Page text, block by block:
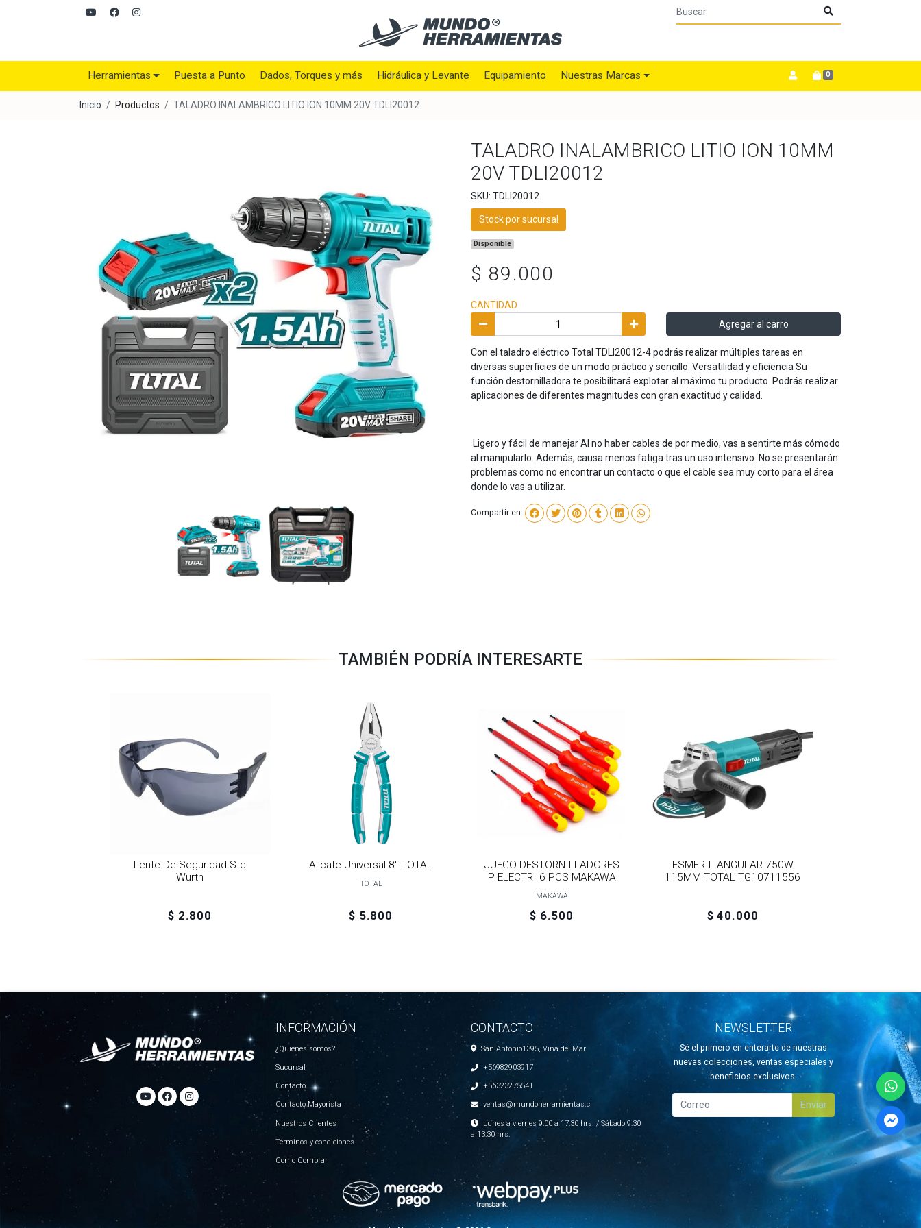
Herramientas Puesta a Punto Dados, Torques y más Hidráulica y Levante Equipamiento Nuestras Marcas 0
Inicio Productos TALADRO INALAMBRICO LITIO ION 10MM 20V TDLI20012
TALADRO INALAMBRICO LITIO ION 10MM
20V TDLI20012
SKU: TDLI20012
Stock por sucursal
Disponible
$ 89.000
CANTIDAD
Agregar al carro
Con el taladro eléctrico Total TDLI20012-4 podrás realizar múltiples tareas en
diversas superficies de un modo práctico y sencillo. Versatilidad y eficiencia Su
función destornilladora te posibilitará explotar al máximo tu producto. Podrás realizar
aplicaciones de diferentes magnitudes con gran exactitud y calidad.
Ligero y fácil de manejar Al no haber cables de por medio, vas a sentirte más cómodo
al manipularlo. Además, causa menos fatiga tras un uso intensivo. No se presentarán
problemas como no encontrar un contacto o que el cable sea muy corto para el área
donde lo vas a utilizar.
Compartir en:
TAMBIÉN PODRÍA INTERESARTE
Lente De Seguridad Std
Wurth
$ 2.800
Alicate Universal 8" TOTAL
TOTAL
$ 5.800
JUEGO DESTORNILLADORES
P ELECTRI 6 PCS MAKAWA
MAKAWA
$ 6.500
ESMERIL ANGULAR 750W
115MM TOTAL TG10711556
$ 40.000
INFORMACIÓN
¿Quienes somos?
Sucursal
Contacto
Contacto Mayorista
Nuestros Clientes
Términos y condiciones
Como Comprar
CONTACTO
San Antonio1395, Viña del Mar
+56982903917
+56323275541
ventas@mundoherramientas.cl
Lunes a viernes 9:00 a 17:30 hrs. / Sábado 9:30
a 13:30 hrs.
NEWSLETTER
Sé el primero en enterarte de nuestras
nuevas colecciones, ventas especiales y
beneficios exclusivos.
Enviar